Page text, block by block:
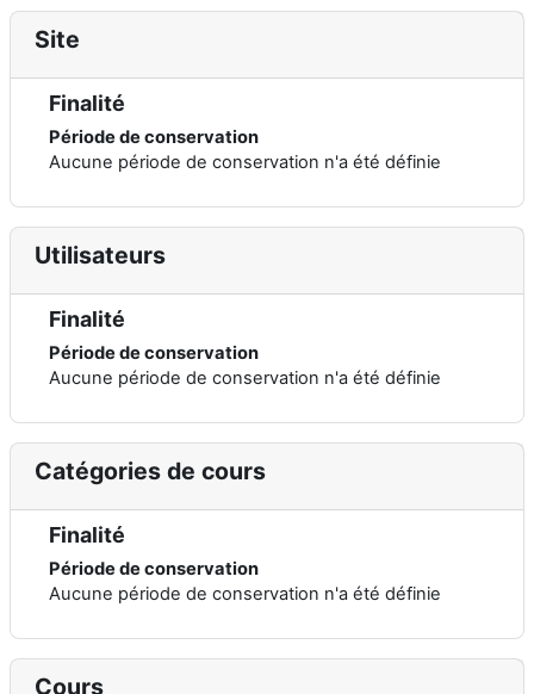
Site
Finalité
Période de conservation
Aucune période de conservation n'a été définie
Utilisateurs
Finalité
Période de conservation
Aucune période de conservation n'a été définie
Catégories de cours
Finalité
Période de conservation
Aucune période de conservation n'a été définie
Cours